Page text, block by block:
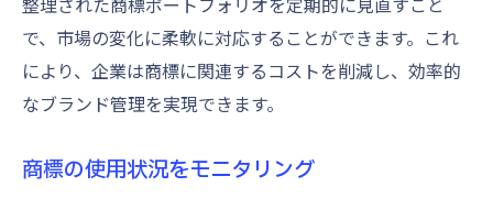
で、市場の変化に柔軟に対応することができます。これ
により、企業は商標に関連するコストを削減し、効率的
なブランド管理を実現できます。
商標の使用状況をモニタリング